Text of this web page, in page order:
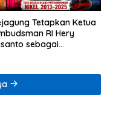
Tetapkan Ketua
RI Hery
sebagai
Nikel